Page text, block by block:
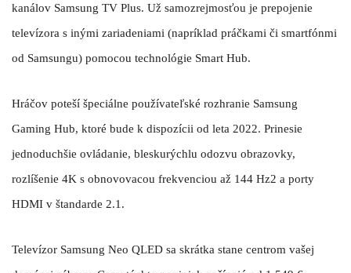
kanálov Samsung TV Plus. Už samozrejmosťou je prepojenie
televízora s inými zariadeniami (napríklad práčkami či smartfónmi
od Samsungu) pomocou technológie Smart Hub.
Hráčov poteší špeciálne používateľské rozhranie Samsung
Gaming Hub, ktoré bude k dispozícii od leta 2022. Prinesie
jednoduchšie ovládanie, bleskurýchlu odozvu obrazovky,
rozlíšenie 4K s obnovovacou frekvenciou až 144 Hz2 a porty
HDMI v štandarde 2.1.
Televízor Samsung Neo QLED sa skrátka stane centrom vašej